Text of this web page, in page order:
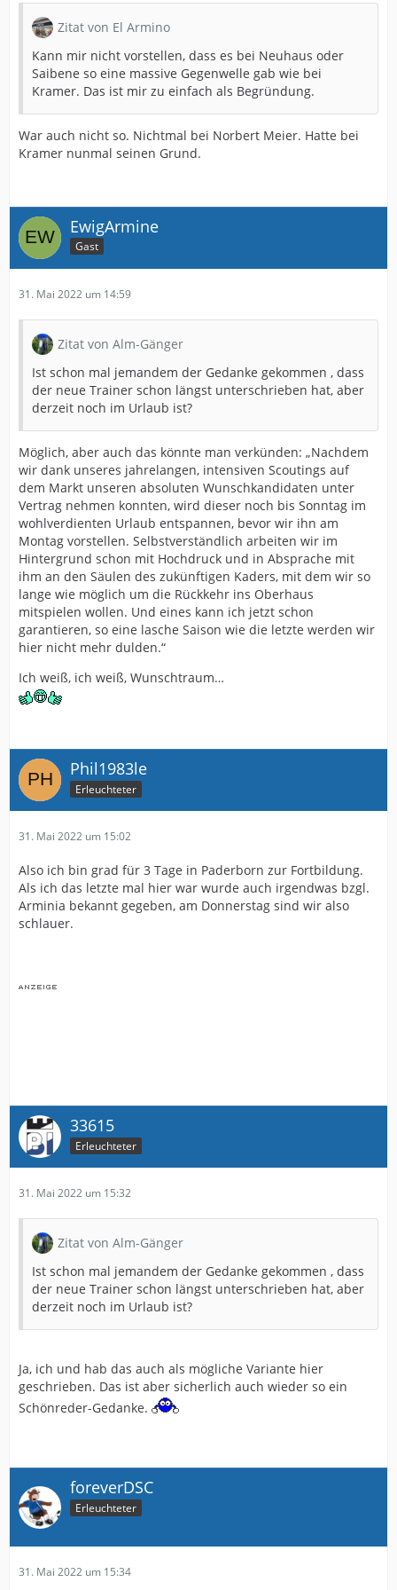
Es geht doch bei vielen gar nicht um Fakten und
Vertrauen, sondern einzig und allein um die schlechte
Stimmung auf Personen und Entscheidungen zu
transportieren und als Blitzableiter zu benutzen.
Persönliche Befindlichkeiten und Nasenfaktor. Es ist
Siehe die Entwicklung in diesem Forum...
weiterhin in Ordnung und gehe davon aus, dass ein
neuer Trainer am 10.06. das Training leitet. Zusammen
mit dem ein oder anderem Neuzugang.
Zitat von El Armino
Kann mir nicht vorstellen, dass es bei Neuhaus oder
Saibene so eine massive Gegenwelle gab wie bei
Kramer. Das ist mir zu einfach als Begründung.
War auch nicht so. Nichtmal bei Norbert Meier. Hatte bei
Kramer nunmal seinen Grund.
EwigArmine
Gast
31. Mai 2022 um 14:59
Zitat von Alm-Gänger
Ist schon mal jemandem der Gedanke gekommen , dass
der neue Trainer schon längst unterschrieben hat, aber
derzeit noch im Urlaub ist?
Möglich, aber auch das könnte man verkünden: „Nachdem
wir dank unseres jahrelangen, intensiven Scoutings auf
dem Markt unseren absoluten Wunschkandidaten unter
Vertrag nehmen konnten, wird dieser noch bis Sonntag im
wohlverdienten Urlaub entspannen, bevor wir ihn am
Montag vorstellen. Selbstverständlich arbeiten wir im
Hintergrund schon mit Hochdruck und in Absprache mit
ihm an den Säulen des zukünftigen Kaders, mit dem wir so
lange wie möglich um die Rückkehr ins Oberhaus
mitspielen wollen. Und eines kann ich jetzt schon
garantieren, so eine lasche Saison wie die letzte werden wir
hier nicht mehr dulden.“
Ich weiß, ich weiß, Wunschtraum…
Phil1983le
Erleuchteter
31. Mai 2022 um 15:02
Also ich bin grad für 3 Tage in Paderborn zur Fortbildung.
Als ich das letzte mal hier war wurde auch irgendwas bzgl.
Arminia bekannt gegeben, am Donnerstag sind wir also
schlauer.
33615
Erleuchteter
31. Mai 2022 um 15:32
Zitat von Alm-Gänger
Ist schon mal jemandem der Gedanke gekommen , dass
der neue Trainer schon längst unterschrieben hat, aber
derzeit noch im Urlaub ist?
Ja, ich und hab das auch als mögliche Variante hier
geschrieben. Das ist aber sicherlich auch wieder so ein
Schönreder-Gedanke.
foreverDSC
Erleuchteter
31. Mai 2022 um 15:34